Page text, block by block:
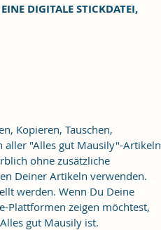
DIGITALE STICKDATEI,
Kopieren, Tauschen,
aller "Alles gut Mausily"-Artikeln
ohne zusätzliche
Deiner Artikeln verwenden.
werden. Wenn Du Deine
Plattformen zeigen möchtest,
gut Mausily ist.